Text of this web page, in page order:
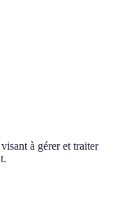
à gérer et traiter